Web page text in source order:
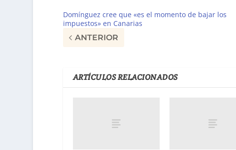
Domínguez cree que «es el momento de bajar los
impuestos» en Canarias
ANTERIOR
ARTÍCULOS RELACIONADOS